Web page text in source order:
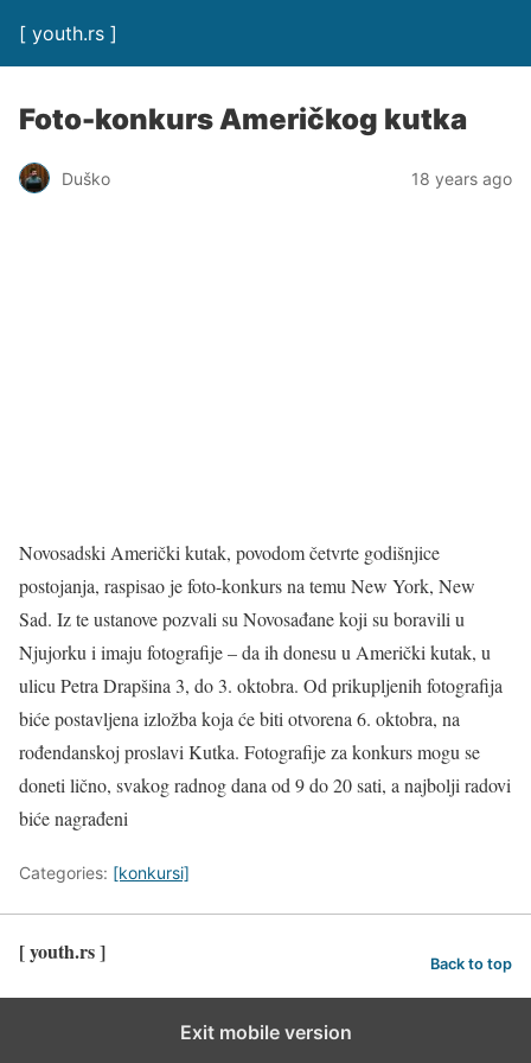
[ youth.rs ]
Foto-konkurs Američkog kutka
Duško 18 years ago
Novosadski Američki kutak, povodom četvrte godišnjice
postojanja, raspisao je foto-konkurs na temu New York, New
Sad. Iz te ustanove pozvali su Novosađane koji su boravili u
Njujorku i imaju fotografije – da ih donesu u Američki kutak, u
ulicu Petra Drapšina 3, do 3. oktobra. Od prikupljenih fotografija
biće postavljena izložba koja će biti otvorena 6. oktobra, na
rođendanskoj proslavi Kutka. Fotografije za konkurs mogu se
doneti lično, svakog radnog dana od 9 do 20 sati, a najbolji radovi
biće nagrađeni
Categories: [konkursi]
[ youth.rs ] Back to top
Exit mobile version